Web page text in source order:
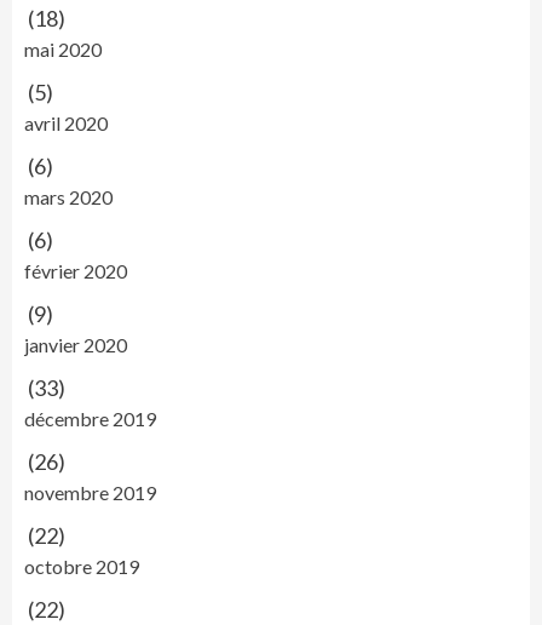
(18)
mai 2020
(5)
avril 2020
(6)
mars 2020
(6)
février 2020
(9)
janvier 2020
(33)
décembre 2019
(26)
novembre 2019
(22)
octobre 2019
(22)